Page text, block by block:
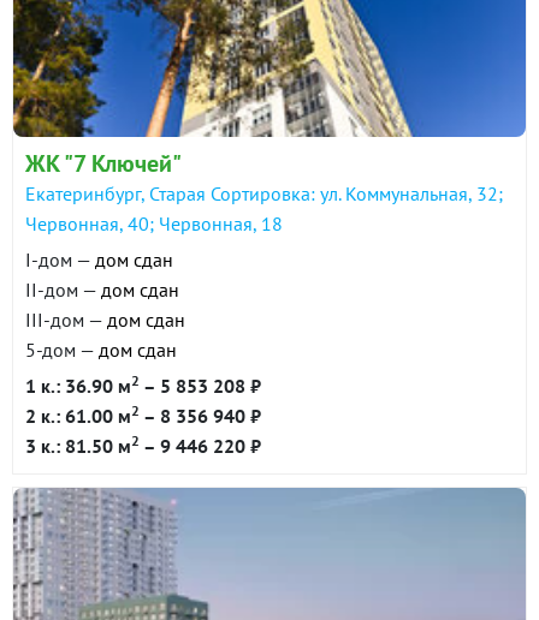
ЖК "7 Ключей"
Екатеринбург, Старая Сортировка: ул. Коммунальная, 32;
Червонная, 40; Червонная, 18
I-дом — дом сдан
II-дом — дом сдан
III-дом — дом сдан
5-дом — дом сдан
1 к.: 36.90 м2 – 5 853 208 ₽
2 к.: 61.00 м2 – 8 356 940 ₽
3 к.: 81.50 м2 – 9 446 220 ₽